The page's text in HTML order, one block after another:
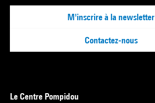
M'inscrire à la newsletter
Contactez-nous
Le Centre Pompidou